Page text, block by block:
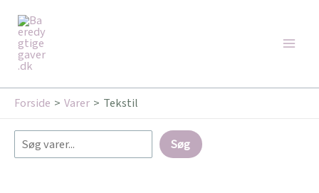
indholdet
Forside Varer Tekstil
Søg
Søg